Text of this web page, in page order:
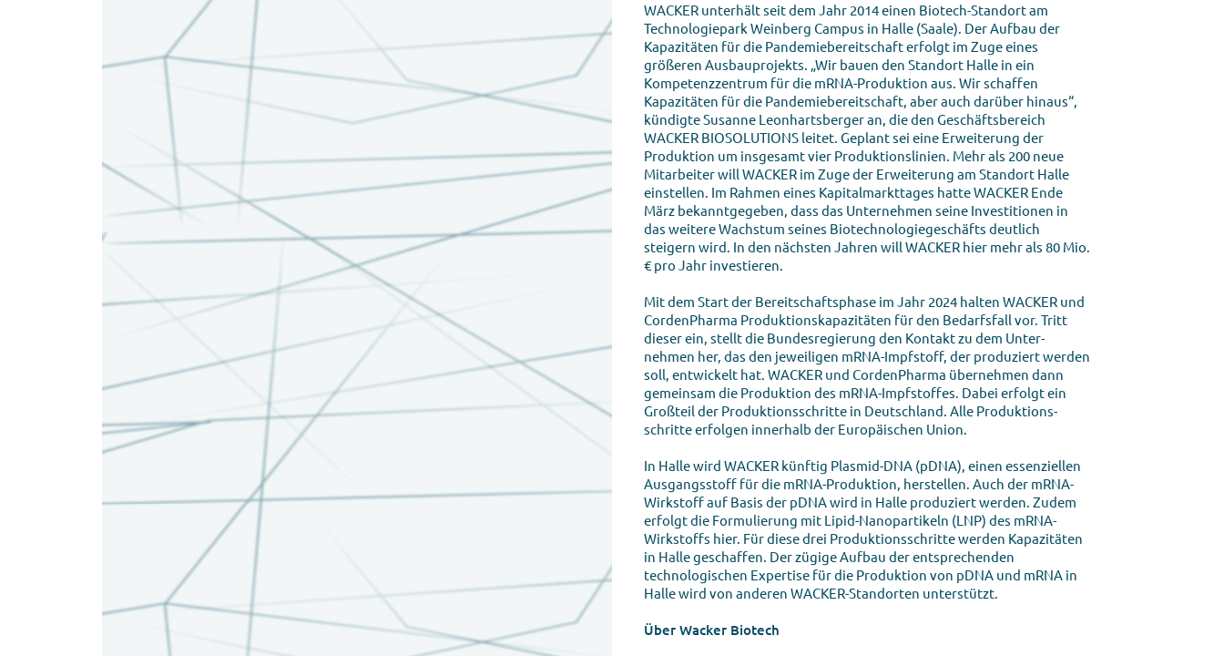
WACKER unterhält seit dem Jahr 2014 einen Biotech-Standort am
Technologiepark Weinberg Campus in Halle (Saale). Der Aufbau der
Kapazitäten für die Pandemiebereitschaft erfolgt im Zuge eines
größeren Ausbauprojekts. „Wir bauen den Standort Halle in ein
Kompetenzzentrum für die mRNA-Produktion aus. Wir schaffen
Kapazitäten für die Pandemiebereitschaft, aber auch darüber hinaus“,
kündigte Susanne Leonhartsberger an, die den Geschäftsbereich
WACKER BIOSOLUTIONS leitet. Geplant sei eine Erweiterung der
Produktion um insgesamt vier Produktionslinien. Mehr als 200 neue
Mitarbeiter will WACKER im Zuge der Erweiterung am Standort Halle
einstellen. Im Rahmen eines Kapitalmarkttages hatte WACKER Ende
März bekanntgegeben, dass das Unternehmen seine Investitionen in
das weitere Wachstum seines Biotechnologiegeschäfts deutlich
steigern wird. In den nächsten Jahren will WACKER hier mehr als 80 Mio.
€ pro Jahr investieren.
Mit dem Start der Bereitschaftsphase im Jahr 2024 halten WACKER und
CordenPharma Produktionskapazitäten für den Bedarfsfall vor. Tritt
dieser ein, stellt die Bundesregierung den Kontakt zu dem Unter­
nehmen her, das den jeweiligen mRNA-Impfstoff, der produziert wer­den
soll, entwickelt hat. WACKER und CordenPharma übernehmen dann
gemeinsam die Produktion des mRNA-Impfstoffes. Dabei erfolgt ein
Großteil der Produktionsschritte in Deutschland. Alle Produktions­
schritte erfolgen innerhalb der Europäischen Union.
In Halle wird WACKER künftig Plasmid-DNA (pDNA), einen essen­ziellen
Ausgangsstoff für die mRNA-Produktion, herstellen. Auch der mRNA-
Wirkstoff auf Basis der pDNA wird in Halle produziert werden. Zudem
erfolgt die Formulierung mit Lipid-Nanopartikeln (LNP) des mRNA-
Wirkstoffs hier. Für diese drei Produktionsschritte werden Kapazitäten
in Halle geschaffen. Der zügige Aufbau der entsprechen­den
technologischen Expertise für die Produktion von pDNA und mRNA in
Halle wird von anderen WACKER-Standorten unterstützt.
Über Wacker Biotech